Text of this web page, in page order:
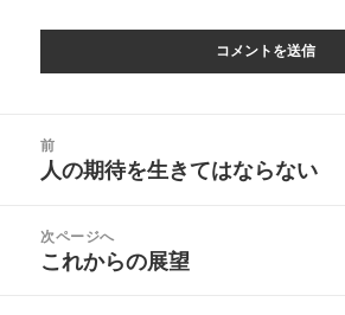
前
前
投
稿:
人の期待を生きてはならない
次ページへ
次
これからの展望